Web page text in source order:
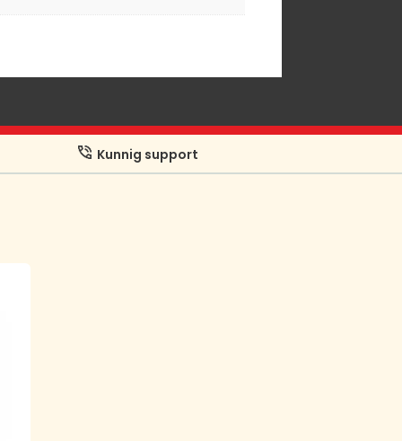
Kunnig support